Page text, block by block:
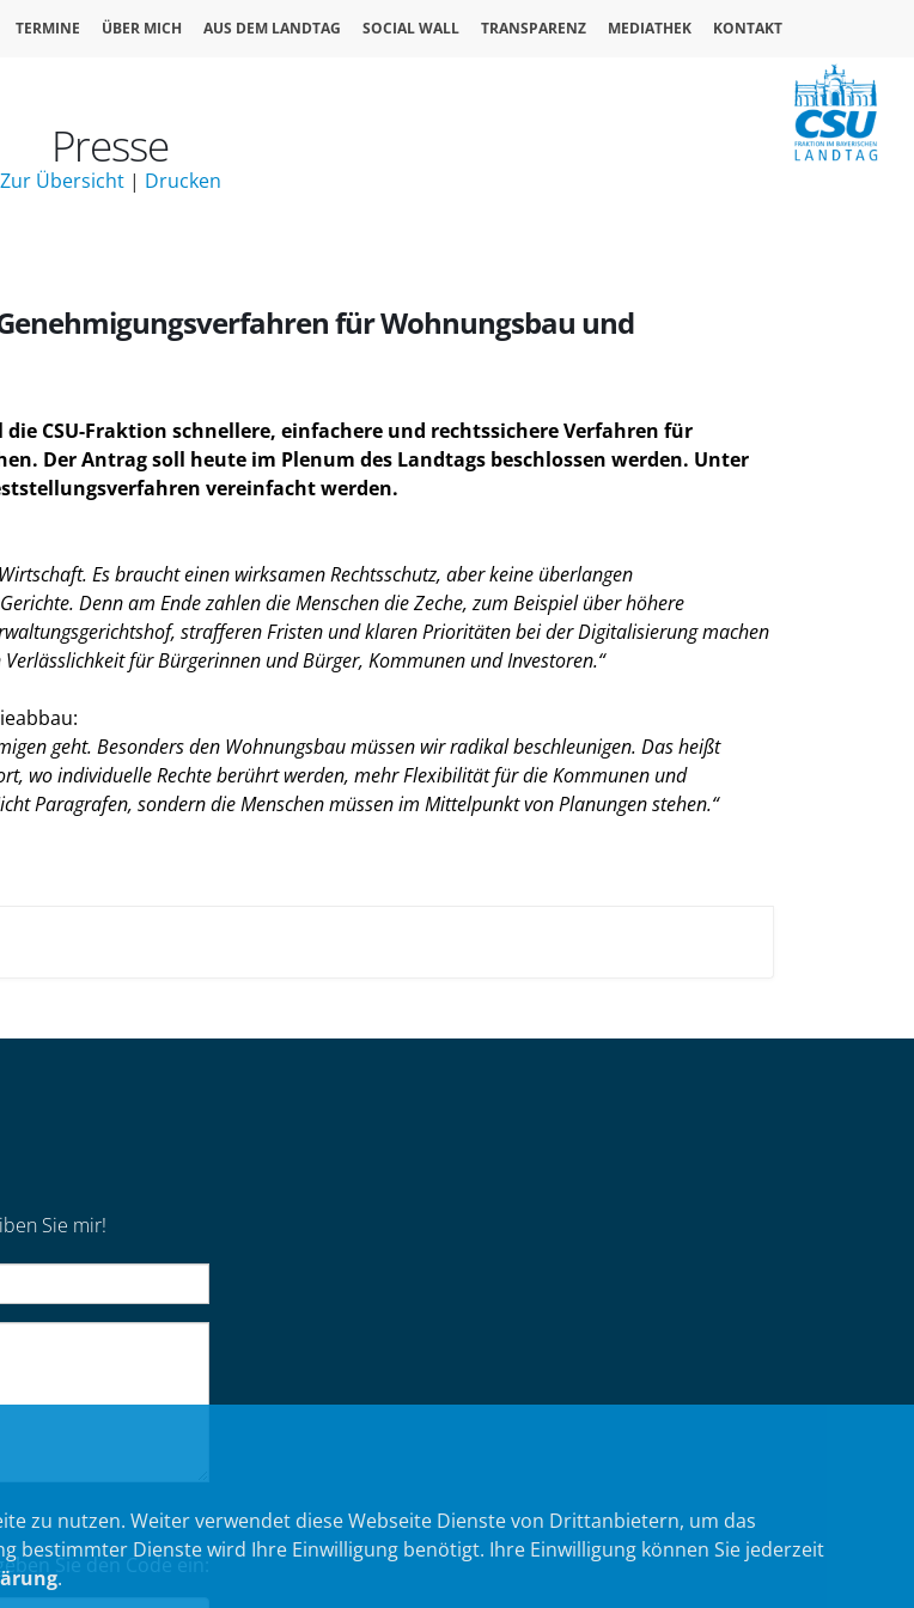
TERMINE ÜBER MICH AUS DEM LANDTAG SOCIAL WALL TRANSPARENZ MEDIATHEK KONTAKT
Presse
Zur Übersicht| Drucken
für Wohnungsbau und
CSU-Fraktion schnellere, einfachere und rechtssichere Verfahren für
Der Antrag soll heute im Plenum des Landtags beschlossen werden. Unter
vereinfacht werden.
Es braucht einen wirksamen Rechtsschutz, aber keine überlangen
Denn am Ende zahlen die Menschen die Zeche, zum Beispiel über höhere
strafferen Fristen und klaren Prioritäten bei der Digitalisierung machen
für Bürgerinnen und Bürger, Kommunen und Investoren.“
geht. Besonders den Wohnungsbau müssen wir radikal beschleunigen. Das heißt
wo individuelle Rechte berührt werden, mehr Flexibilität für die Kommunen und
Paragrafen, sondern die Menschen müssen im Mittelpunkt von Planungen stehen.“
Sie mir!
Sie den Code ein:
zu nutzen. Weiter verwendet diese Webseite Dienste von Drittanbietern, um das
bestimmter Dienste wird Ihre Einwilligung benötigt. Ihre Einwilligung können Sie jederzeit
.